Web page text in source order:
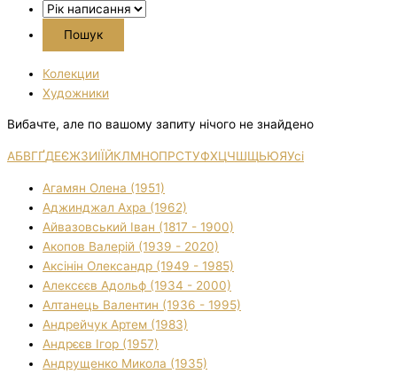
Колекции
Художники
Вибачте, але по вашому запиту нічого не знайдено
АБВГҐДЕЄЖЗИІЇЙКЛМНОПРСТУФХЦЧШЩЬЮЯУсі
Агамян Олена (1951)
Аджинджал Ахра (1962)
Айвазовський Іван (1817 - 1900)
Акопов Валерій (1939 - 2020)
Аксінін Олександр (1949 - 1985)
Алексєєв Адольф (1934 - 2000)
Алтанець Валентин (1936 - 1995)
Андрейчук Артем (1983)
Андрєєв Ігор (1957)
Андрущенко Микола (1935)